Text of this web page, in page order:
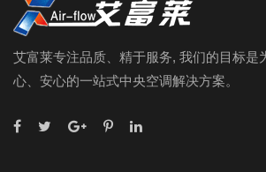
艾富莱专注品质、精于服务, 我们的目标是
心、安心的一站式中央空调解决方案。